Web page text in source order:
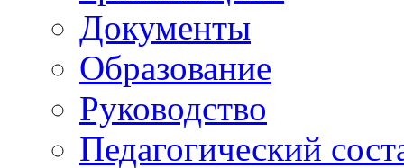
Документы
Образование
Руководство
Педагогический